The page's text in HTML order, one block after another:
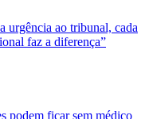
urgência ao tribunal, cada
faz a diferença”
podem ficar sem médico